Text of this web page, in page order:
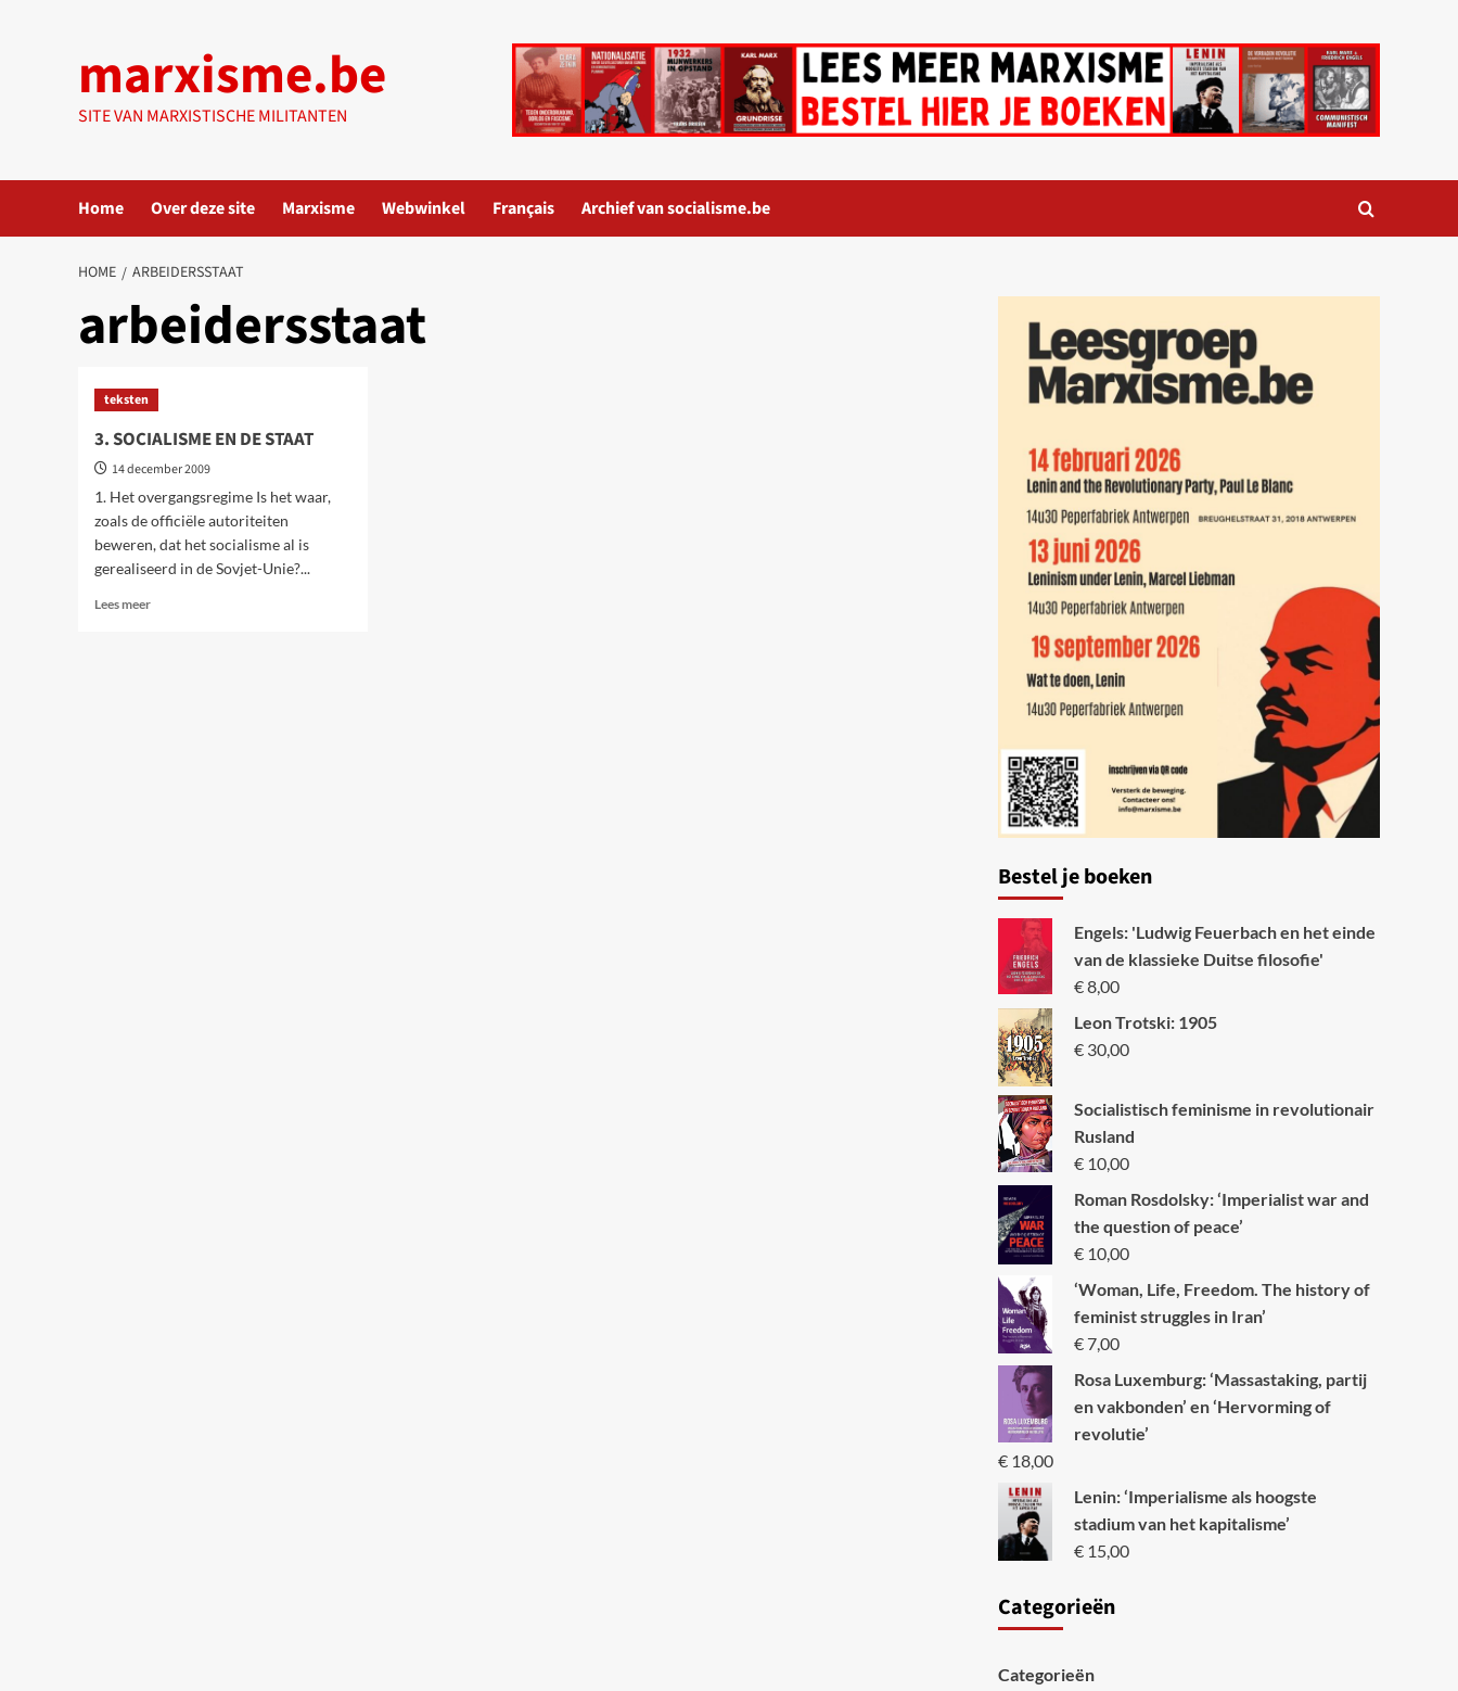
marxisme.be
SITE VAN MARXISTISCHE MILITANTEN
Home Over deze site Marxisme Webwinkel Français Archief van socialisme.be
HOME ARBEIDERSSTAAT
arbeidersstaat
teksten
3. SOCIALISME EN DE STAAT
14 december 2009
1. Het overgangsregime Is het waar,
zoals de officiële autoriteiten
beweren, dat het socialisme al is
gerealiseerd in de Sovjet-Unie?...
Lees meerLees
Bestel je boeken
Engels: 'Ludwig Feuerbach en het einde
van de klassieke Duitse filosofie'
€8,00
Leon Trotski: 1905
€30,00
Socialistisch feminisme in revolutionair
Rusland
€10,00
Roman Rosdolsky: ‘Imperialist war and
the question of peace’
€10,00
‘Woman, Life, Freedom. The history of
feminist struggles in Iran’
€7,00
Rosa Luxemburg: ‘Massastaking, partij
en vakbonden’ en ‘Hervorming of
revolutie’
€18,00
Lenin: ‘Imperialisme als hoogste
stadium van het kapitalisme’
€15,00
Categorieën
Categorieën